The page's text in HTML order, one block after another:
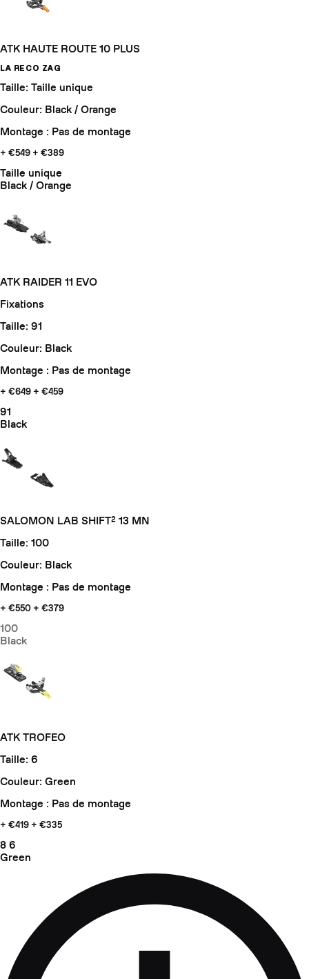
ATK HAUTE ROUTE 10 PLUS
LA RECO ZAG
Taille: Taille unique
Couleur: Black / Orange
Montage : Pas de montage
+ €549 + €389
Taille unique
Black / Orange
ATK RAIDER 11 EVO
Fixations
Taille: 91
Couleur: Black
Montage : Pas de montage
+ €649 + €459
91
Black
SALOMON LAB SHIFT² 13 MN
Taille: 100
Couleur: Black
Montage : Pas de montage
+ €550 + €379
100
Black
ATK TROFEO
Taille: 6
Couleur: Green
Montage : Pas de montage
+ €419 + €335
8 6
Green